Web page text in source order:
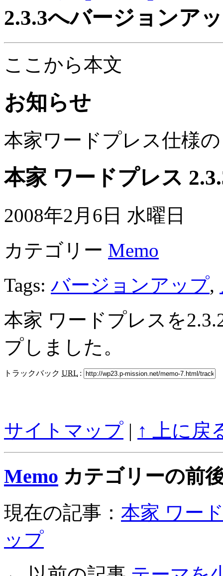
2.3.3へバージョンア
ここから本文
お知らせ
本家ワードプレス仕様
本家 ワードプレス
2008年2月6日 水曜日
カテゴリー Memo
Tags: バージョンアップ,
本家 ワードプレスを
プしました。
トラックバック URL :
サイトマップ | ↑ 上に戻
Memo カテゴリーの前
現在の記事： 本家 ワー
ップ